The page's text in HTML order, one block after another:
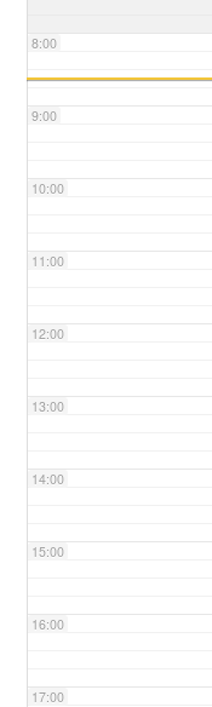
8:00
9:00
10:00
11:00
12:00
13:00
14:00
15:00
16:00
17:00